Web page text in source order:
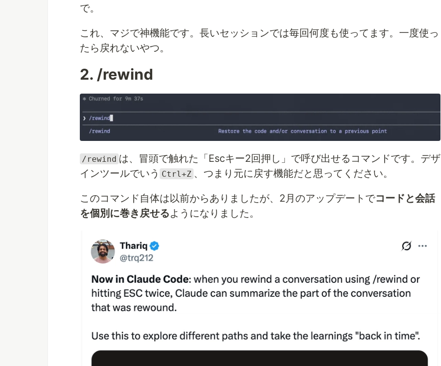
で。
これ、マジで神機能です。長いセッションでは毎回何度も使ってます。一度使っ
たら戻れないやつ。
2. /rewind
/rewind は、冒頭で触れた「Escキー2回押し」で呼び出せるコマンドです。デザ
インツールでいう Ctrl+Z 、つまり元に戻す機能だと思ってください。
このコマンド自体は以前からありましたが、2月のアップデートでコードと会話
を個別に巻き戻せる ようになりました。